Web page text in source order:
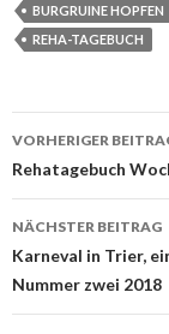
BURGRUINE HOPFEN
REHA-TAGEBUCH
Beitrags-
Navigation
VORHERIGER
Rehatagebuch
NÄCHSTER BEITRAG
Karneval in Trier,
Nummer zwei 2018